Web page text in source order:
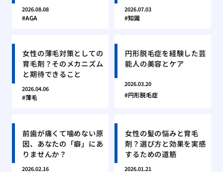
2026.08.08
AGA
2026.07.03
知識
女性の薄毛対策としての
育毛剤？そのメカニズム
と期待できること
2026.04.06
薄毛
円形脱毛症を経験した芸
能人の美容とケア
2026.03.20
円形脱毛症
前歯が痛くて噛めない原
因、あなたの「癖」にあ
りませんか？
2026.02.16
女性の髪の悩みと育毛
剤？選び方と効果を実感
するための道筋
2026.01.21